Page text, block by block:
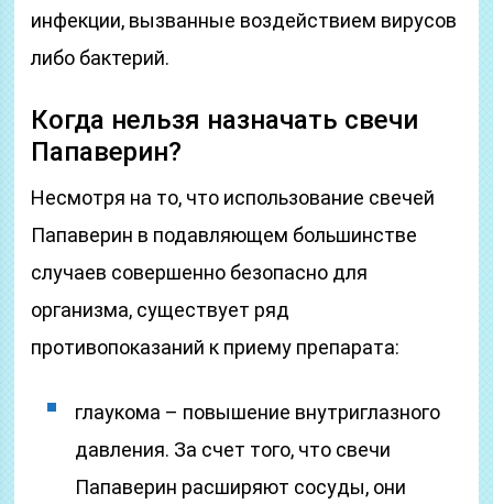
инфекции, вызванные воздействием вирусов
либо бактерий.
Когда нельзя назначать свечи
Папаверин?
Несмотря на то, что использование свечей
Папаверин в подавляющем большинстве
случаев совершенно безопасно для
организма, существует ряд
противопоказаний к приему препарата:
глаукома – повышение внутриглазного
давления. За счет того, что свечи
Папаверин расширяют сосуды, они